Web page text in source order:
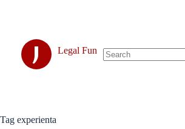
J
Legal Fun
Tag experienta